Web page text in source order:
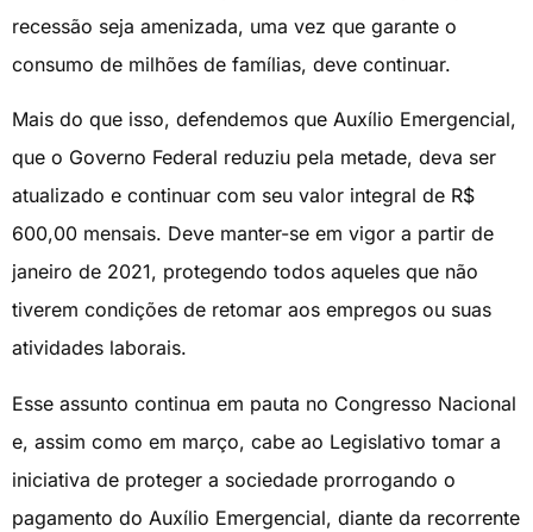
recessão seja amenizada, uma vez que garante o
consumo de milhões de famílias, deve continuar.
Mais do que isso, defendemos que Auxílio Emergencial,
que o Governo Federal reduziu pela metade, deva ser
atualizado e continuar com seu valor integral de R$
600,00 mensais. Deve manter-se em vigor a partir de
janeiro de 2021, protegendo todos aqueles que não
tiverem condições de retomar aos empregos ou suas
atividades laborais.
Esse assunto continua em pauta no Congresso Nacional
e, assim como em março, cabe ao Legislativo tomar a
iniciativa de proteger a sociedade prorrogando o
pagamento do Auxílio Emergencial, diante da recorrente